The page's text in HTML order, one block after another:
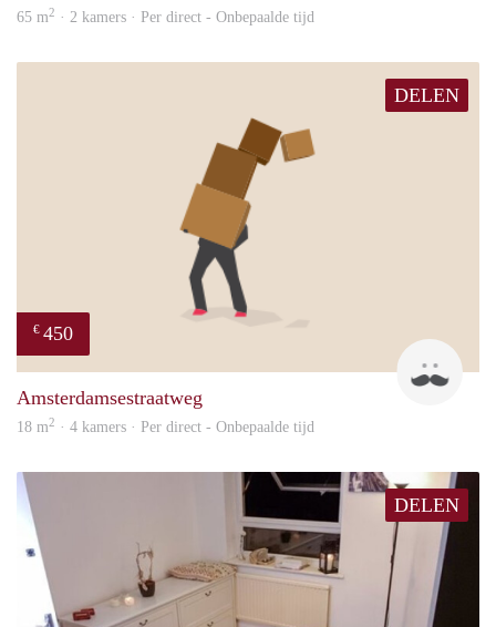
65 m2 · 2 kamers · Per direct - Onbepaalde tijd
DELEN
€ 450
Amsterdamsestraatweg
18 m2 · 4 kamers · Per direct - Onbepaalde tijd
DELEN